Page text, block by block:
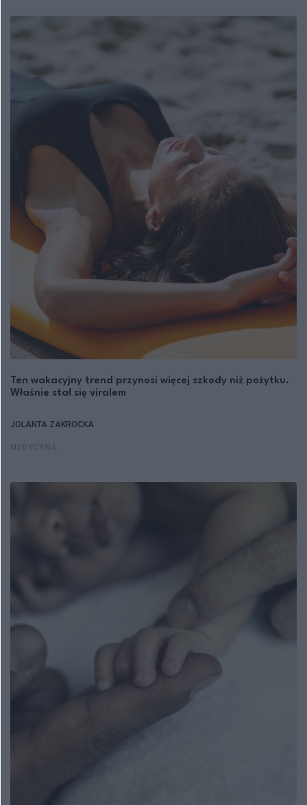
Ten wakacyjny trend przynosi więcej szkody niż pożytku.
Właśnie stał się viralem
JOLANTA ZAKROCKA